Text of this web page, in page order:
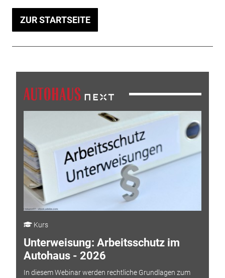
ZUR STARTSEITE
Kurs
Unterweisung: Arbeitsschutz im
Autohaus - 2026
In diesem Webinar werden rechtliche Grundlagen zum